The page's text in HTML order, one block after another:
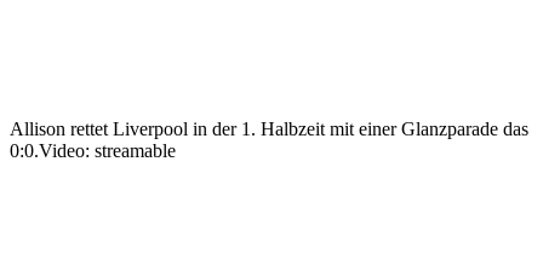
Allison rettet Liverpool in der 1. Halbzeit mit einer Glanzparade das
0:0.Video: streamable